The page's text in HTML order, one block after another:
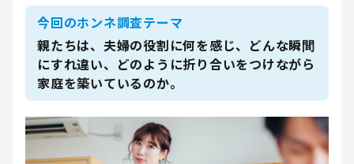
今回のホンネ調査テーマ
親たちは、夫婦の役割に何を感じ、どんな瞬間
にすれ違い、どのように折り合いをつけながら
家庭を築いているのか。